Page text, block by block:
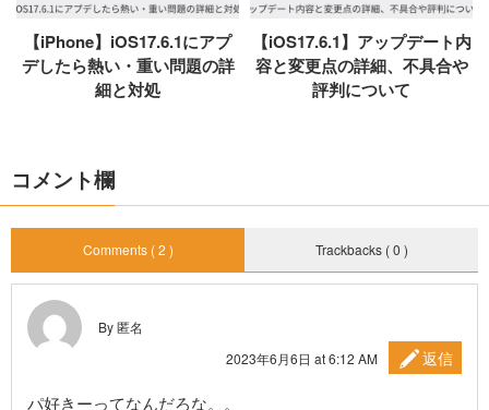
【iPhone】iOS17.6.1にアプ
デしたら熱い・重い問題の詳
細と対処
【iOS17.6.1】アップデート内
容と変更点の詳細、不具合や
評判について
コメント欄
Comments ( 2 ) Trackbacks ( 0 )
By 匿名
2023年6月6日 at 6:12 AM
返信
パ好きーってなんだろな。。